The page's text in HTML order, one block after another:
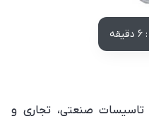
صنعتی، تجاری و